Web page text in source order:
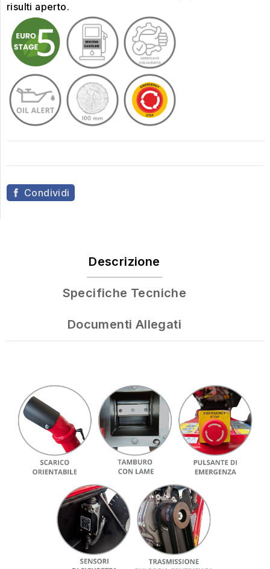
risulti aperto.
Condividi
Descrizione
Specifiche Tecniche
Documenti Allegati